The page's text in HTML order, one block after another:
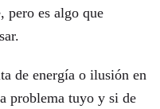
pero es algo que
de energía o ilusión en
problema tuyo y si de